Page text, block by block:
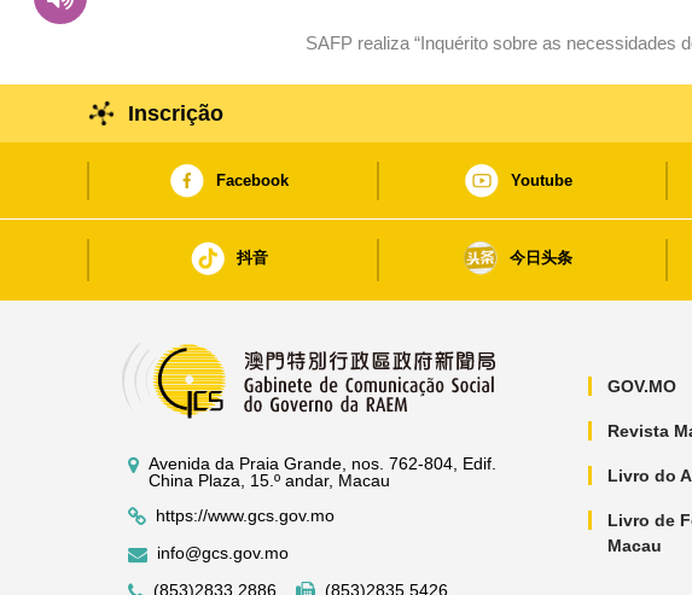
SAFP realiza “Inquérito sobre as necessidades
Inscrição
Facebook Youtube
抖音 今日头条
Avenida da Praia Grande, nos. 762-804, Edif.
China Plaza, 15.º andar, Macau
https://www.gcs.gov.mo
info@gcs.gov.mo
(853)2833 2886
(853)2835 5426
GOV.MO
Revista
Livro do
Livro de
Macau